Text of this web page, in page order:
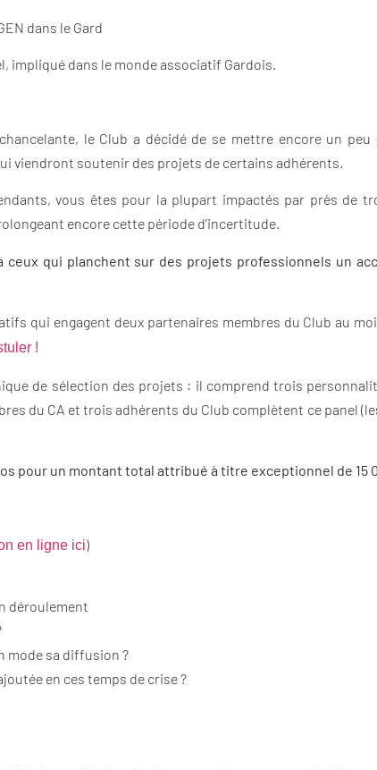
dans le Gard
impliqué dans le monde associatif Gardois.
le Club a décidé de se mettre encore un
viendront soutenir des projets de certains adhérents.
vous êtes pour la plupart impactés par près de
encore cette période d’incertitude.
ceux qui planchent sur des projets professionnels un
qui engagent deux partenaires membres du Club au
!
de sélection des projets : il comprend trois
du CA et trois adhérents du Club complètent ce panel
pour un montant total attribué à titre exceptionnel de 15
en ligne ici)
déroulement
mode sa diffusion ?
en ces temps de crise ?